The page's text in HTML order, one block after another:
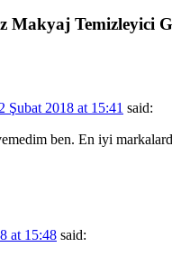
Makyaj Temizleyici
Şubat 2018 at 15:41 said:
ben. En iyi
at 15:48 said: